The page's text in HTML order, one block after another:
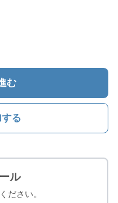
む
る
ル
ださい。